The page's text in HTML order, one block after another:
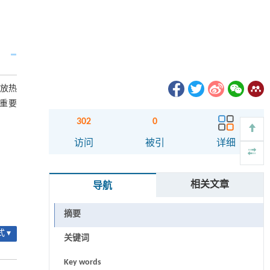
热
要
▾
302
访问
0
被引 详细
导航 相关文章
摘要
关键词
Key words